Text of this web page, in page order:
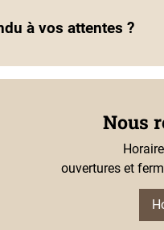
à vos attentes ?
Nous
ouvertures et